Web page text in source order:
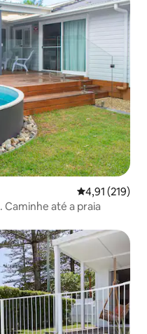
4,91 de uma
4,91 (219)
Caminhe até a praia